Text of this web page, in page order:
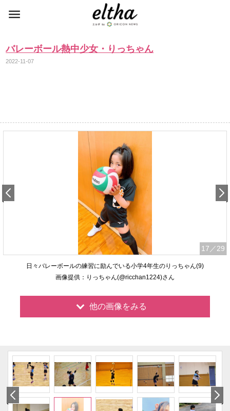
バレーボール熱中少女・りっちゃん
2022-11-07
17 ／29
日々バレーボールの練習に励んでいる小学4年生のりっちゃん(9)
画像提供：りっちゃん(@ricchan1224)さん
他の画像をみる